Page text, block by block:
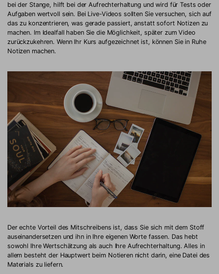
bei der Stange, hilft bei der Aufrechterhaltung und wird für Tests oder
Aufgaben wertvoll sein. Bei Live-Videos sollten Sie versuchen, sich auf
das zu konzentrieren, was gerade passiert, anstatt sofort Notizen zu
machen. Im Idealfall haben Sie die Möglichkeit, später zum Video
zurückzukehren. Wenn Ihr Kurs aufgezeichnet ist, können Sie in Ruhe
Notizen machen.
Der echte Vorteil des Mitschreibens ist, dass Sie sich mit dem Stoff
auseinandersetzen und ihn in Ihre eigenen Worte fassen. Das hebt
sowohl Ihre Wertschätzung als auch Ihre Aufrechterhaltung. Alles in
allem besteht der Hauptwert beim Notieren nicht darin, eine Datei des
Materials zu liefern.